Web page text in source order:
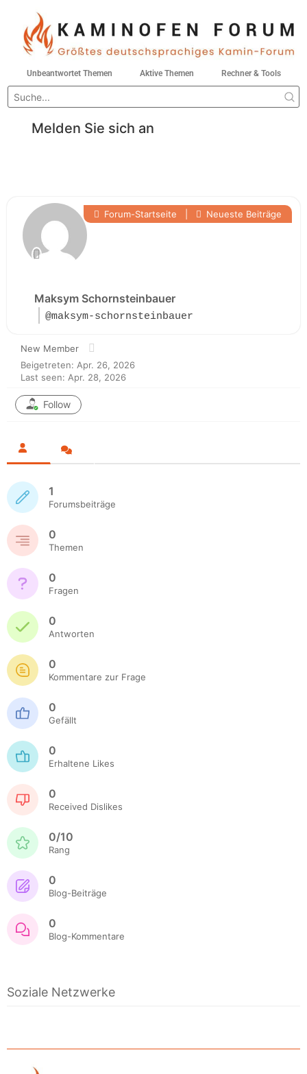
Unbeantwortet Themen Aktive Themen Rechner & Tools
Melden Sie sich an
Maksym Schornsteinbauer
@maksym-schornsteinbauer
Forum-Startseite Neueste Beiträge
New Member
Beigetreten: Apr. 26, 2026
Last seen: Apr. 28, 2026
Follow
1
Forumsbeiträge
0
Themen
0
Fragen
0
Antworten
0
Kommentare zur Frage
0
Gefällt
0
Erhaltene Likes
0
Received Dislikes
0/10
Rang
0
Blog-Beiträge
0
Blog-Kommentare
Soziale Netzwerke